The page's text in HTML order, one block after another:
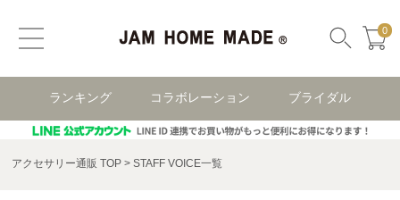
0
ランキング コラボレーション ブライダル
アクセサリー通販 TOP STAFF VOICE一覧